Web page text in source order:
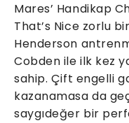
Mares’ Handikap
That’s Nice zorlu
Henderson
Cobden ile ilk kez
sahip. Çift engelli
kazanamasa da
saygıdeğer bir